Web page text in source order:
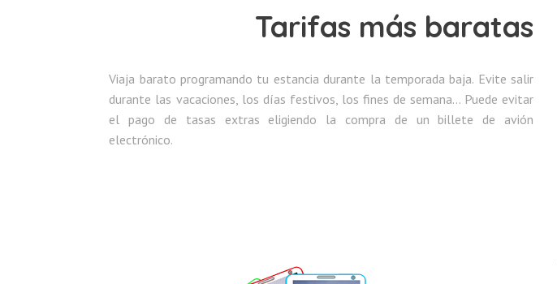
Tarifas más baratas
Viaja barato programando tu estancia durante la temporada baja. Evite salir
durante las vacaciones, los días festivos, los fines de semana… Puede evitar
el pago de tasas extras eligiendo la compra de un billete de avión
electrónico.